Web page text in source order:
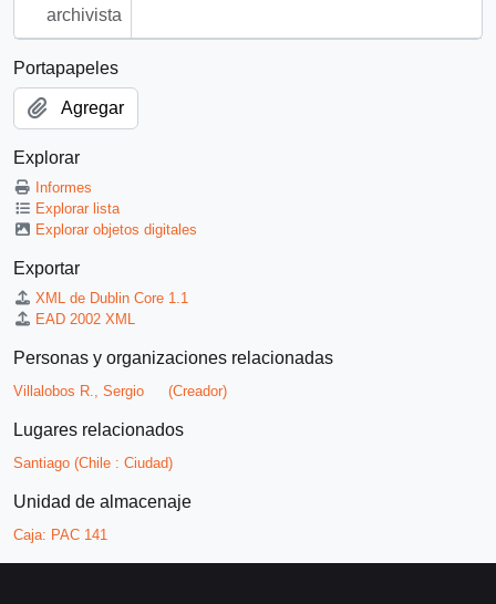
archivista
Portapapeles
Agregar
Explorar
Informes
Explorar lista
Explorar objetos digitales
Exportar
XML de Dublin Core 1.1
EAD 2002 XML
Personas y organizaciones relacionadas
Villalobos R., Sergio (Creador)
Lugares relacionados
Santiago (Chile : Ciudad)
Unidad de almacenaje
Caja: PAC 141